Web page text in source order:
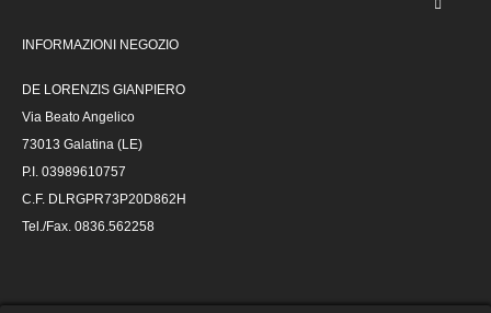
INFORMAZIONI NEGOZIO
DE LORENZIS GIANPIERO
Via Beato Angelico
73013 Galatina (LE)
P.I. 03989610757
C.F. DLRGPR73P20D862H
Tel./Fax. 0836.562258